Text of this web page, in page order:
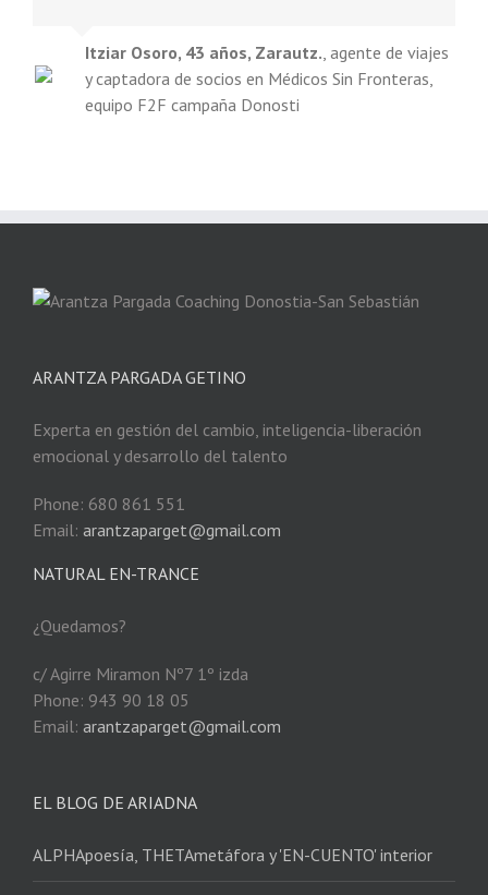
Itziar Osoro, 43 años, Zarautz. agente de viajes
y captadora de socios en Médicos Sin Fronteras,
equipo F2F campaña Donosti
ARANTZA PARGADA GETINO
Experta en gestión del cambio, inteligencia-liberación
emocional y desarrollo del talento
Phone: 680 861 551
Email: arantzaparget@gmail.com
NATURAL EN-TRANCE
¿Quedamos?
c/ Agirre Miramon Nº7 1º izda
Phone: 943 90 18 05
Email: arantzaparget@gmail.com
EL BLOG DE ARIADNA
ALPHApoesía, THETAmetáfora y 'EN-CUENTO' interior